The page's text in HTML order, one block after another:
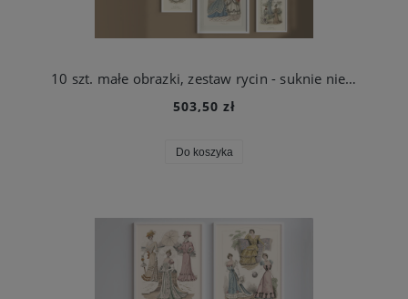
10 szt. małe obrazki, zestaw rycin - suknie niebieskie, XIX w.
503,50 zł
Do koszyka